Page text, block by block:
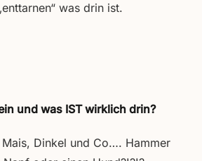
was drin ist.
und was IST wirklich drin?
Dinkel und Co…. Hammer